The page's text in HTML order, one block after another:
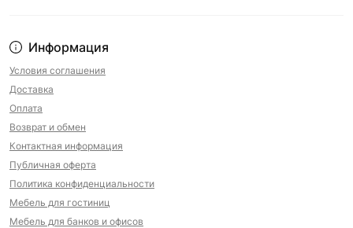
Информация
Условия соглашения
Доставка
Оплата
Возврат и обмен
Контактная информация
Публичная оферта
Политика конфиденциальности
Мебель для гостиниц
Мебель для банков и офисов